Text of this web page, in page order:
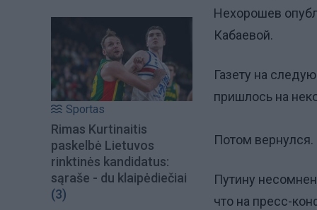
Sportas
Rimas Kurtinaitis
paskelbė Lietuvos
rinktinės kandidatus:
sąraše - du klaipėdiečiai
(3)
Нехорошев
Кабаевой.
Газету на
пришлось на
Потом вернулся.
Путину
что на пресс-